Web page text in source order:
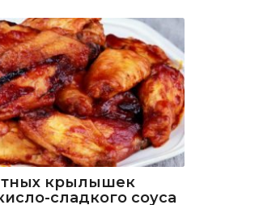
крылышек
сладкого соуса